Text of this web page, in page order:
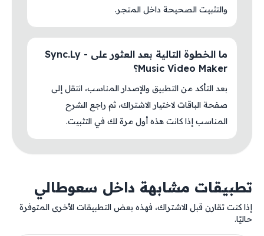
والتثبيت الصحيحة داخل المتجر.
ما الخطوة التالية بعد العثور على Sync.Ly -
Music Video Maker؟
بعد التأكد من التطبيق والإصدار المناسب، انتقل إلى
صفحة الباقات لاختيار الاشتراك، ثم راجع الشرح
المناسب إذا كانت هذه أول مرة لك في التثبيت.
تطبيقات مشابهة داخل سعوطالي
إذا كنت تقارن قبل الاشتراك، فهذه بعض التطبيقات الأخرى المتوفرة
حاليًا.